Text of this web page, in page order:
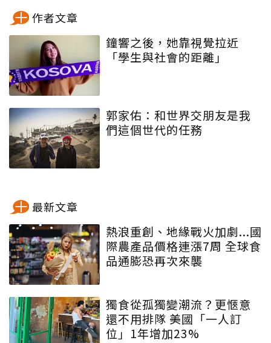
作者文章
鐘響之後，她靠視覺拉近
「學生與社會的距離」
郭家佑：和世界交朋友是我
們這個世代的任務
最新文章
熱浪重創、地緣戰火加劇...國
際農產品價格連漲7周 全球食
品通膨恐再次來襲
獨食從孤獨變潮流？更愜意
還不用排隊 美國「一人訂
位」1年增加23%